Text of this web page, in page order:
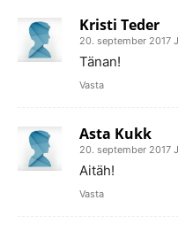
Kristi Teder
20. september 2017
Tänan!
Vasta
Asta Kukk
20. september 2017
Aitäh!
Vasta